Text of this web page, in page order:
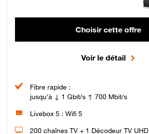
Choisir cette offre
Voir le détail
Fibre rapide :
jusqu'à ↓ 1 Gbit/s ↑ 700 Mbit/s
Livebox 5 : Wifi 5
200 chaînes TV + 1 Décodeur TV UHD